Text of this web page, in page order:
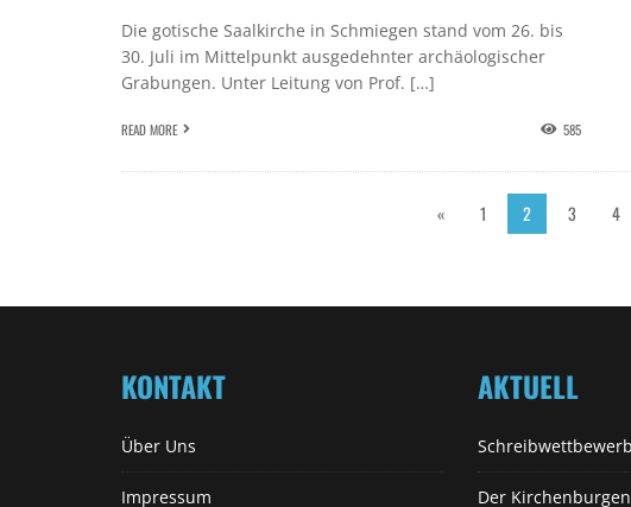
Die gotische Saalkirche in Schmiegen stand vom 26. bis
30. Juli im Mittelpunkt ausgedehnter archäologischer
Grabungen. Unter Leitung von Prof. […]
READ MORE 585
« 1 2 3 4
KONTAKT
Über Uns
Impressum
AKTUELL
Der